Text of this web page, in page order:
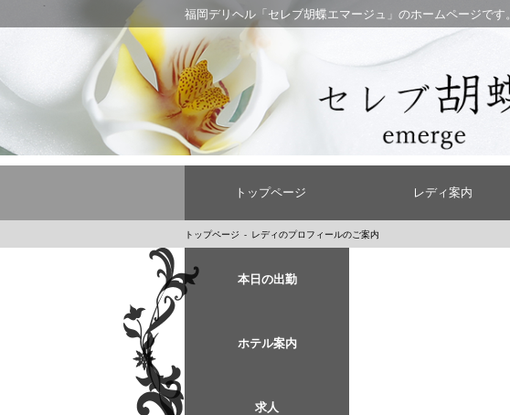
福岡デリヘル「セレブ胡蝶エマージュ」のホームページです。
トップページ レディ案内
トップページ レディのプロフィールのご案内
本日の出勤
ホテル案内
求人